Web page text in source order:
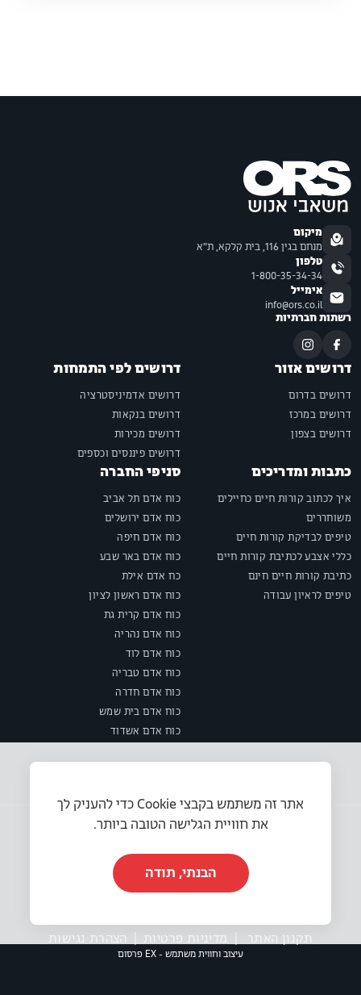
מיקום
מנחם בגין 116, בית קלקא, ת"א
טלפון
1-800-35-34-34
אימייל
info@ors.co.il
רשתות חברתיות
דרושים אזור
דרושים בדרום
דרושים במרכז
דרושים בצפון
דרושים לפי התמחות
דרושים אדמיניסטרציה
דרושים בנקאות
דרושים מכירות
דרושים פיננסים וכספים
כתבות ומדריכים
איך לכתוב קורות חיים כחיילים
משוחררים
טיפים לבדיקת קורות חיים
כללי אצבע לכתיבת קורות חיים
כתיבת קורות חיים חינם
טיפים לראיון עבודה
סניפי החברה
כוח אדם תל אביב
כוח אדם ירושלים
כוח אדם חיפה
כוח אדם באר שבע
כח אדם אילת
כוח אדם ראשון לציון
כוח אדם קרית גת
כוח אדם נהריה
כוח אדם לוד
כוח אדם טבריה
כוח אדם חדרה
כוח אדם בית שמש
כוח אדם אשדוד
תקנון האתר מדיניות פרטיות הצהרת נגישות
עיצוב וחווית משתמש - EX פרסום
אתר זה משתמש בקבצי Cookie כדי להעניק לך
את חוויית הגלישה הטובה ביותר.
הבנתי, תודה